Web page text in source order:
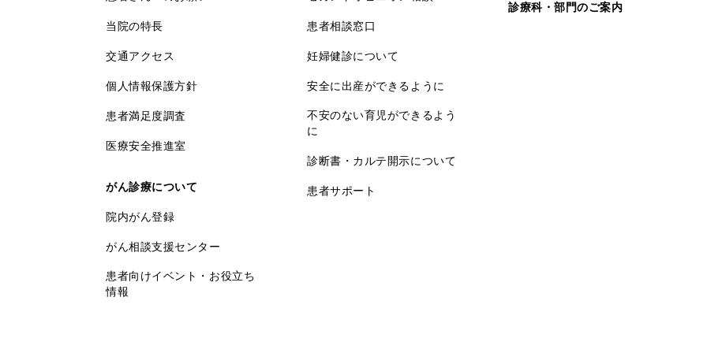
当院の特長
交通アクセス
個人情報保護方針
患者満足度調査
医療安全推進室
がん診療について
院内がん登録
がん相談支援センター
患者向けイベント・お役立ち
情報
患者相談窓口
妊婦健診について
安全に出産ができるように
不安のない育児ができるよう
に
診断書・カルテ開示について
患者サポート
診療科・部門のご案内